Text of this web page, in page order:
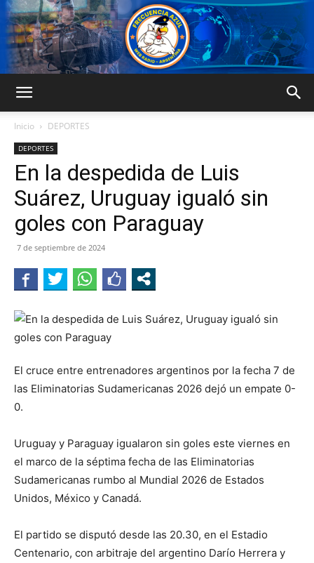
AZUL
Inicio DEPORTES
DEPORTES
En la despedida de Luis
Suárez, Uruguay igualó sin
goles con Paraguay
7 de septiembre de 2024
El cruce entre entrenadores argentinos por la fecha 7 de
las Eliminatorias Sudamericanas 2026 dejó un empate 0-
0.
Uruguay y Paraguay igualaron sin goles este viernes en
el marco de la séptima fecha de las Eliminatorias
Sudamericanas rumbo al Mundial 2026 de Estados
Unidos, México y Canadá.
El partido se disputó desde las 20.30, en el Estadio
Centenario, con arbitraje del argentino Darío Herrera y